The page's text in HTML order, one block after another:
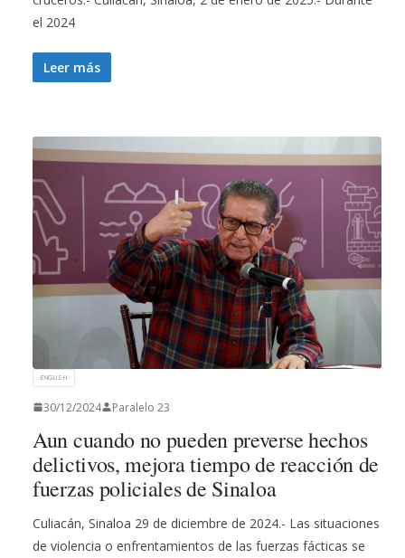
el 2024
Leer más
ENGLISH
30/12/2024 Paralelo 23
Aun cuando no pueden preverse hechos
delictivos, mejora tiempo de reacción de
fuerzas policiales de Sinaloa
Culiacán, Sinaloa 29 de diciembre de 2024.- Las situaciones
de violencia o enfrentamientos de las fuerzas fácticas se